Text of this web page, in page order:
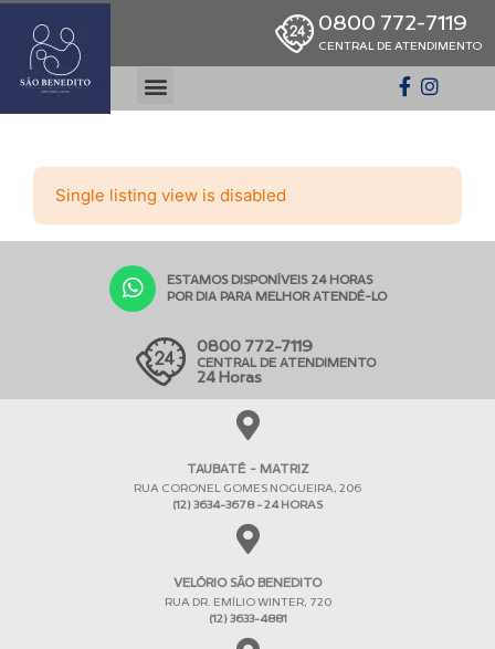
0800 772-7119
CENTRAL DE ATENDIMENTO
Single listing view is disabled
ESTAMOS DISPONÍVEIS 24 HORAS
POR DIA PARA MELHOR ATENDÊ-LO
0800 772-7119
CENTRAL DE ATENDIMENTO
24 Horas
TAUBATÉ - MATRIZ
RUA CORONEL GOMES NOGUEIRA, 206
(12) 3634-3678 - 24 HORAS
VELÓRIO SÃO BENEDITO
RUA DR. EMÍLIO WINTER, 720
(12) 3633-4881